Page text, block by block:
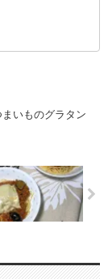
いものグラタン